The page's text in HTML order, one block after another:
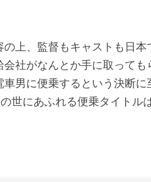
の上、監督もキャストも日
会社がなんとか手に取って
車男に便乗するという決断
世にあふれる便乗タイトル